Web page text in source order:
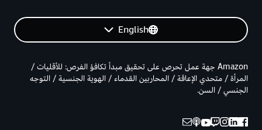
English
Amazon جهة عمل تحرص على تحقيق مبدأ تكافؤ الفرص: للأقليات /
المرأة / متحدي الإعاقة / المحاربين القدماء / الهوية الجنسية / التوجه
الجنسي / السن.